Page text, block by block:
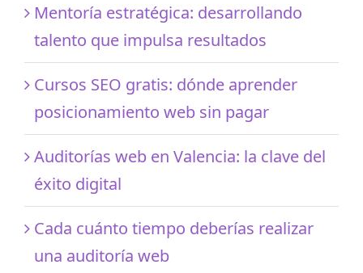
Mentoría estratégica: desarrollando
talento que impulsa resultados
Cursos SEO gratis: dónde aprender
posicionamiento web sin pagar
Auditorías web en Valencia: la clave del
éxito digital
Cada cuánto tiempo deberías realizar
una auditoría web